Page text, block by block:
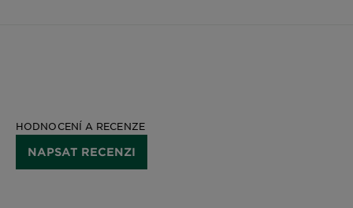
HODNOCENÍ A RECENZE
NAPSAT RECENZI